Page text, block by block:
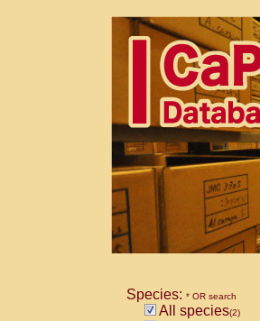
Species: * OR search
All species(2)